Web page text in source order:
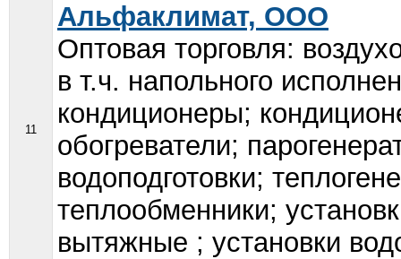
11
Альфаклимат, ООО
Оптовая торговля:
в т.ч. напольного
кондиционеры;
обогреватели;
водоподготовки;
теплообменники;
вытяжные ; установки